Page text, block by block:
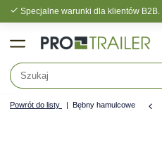
Specjalne warunki dla klientów B2B.
Powrót do listy Bębny hamulcowe